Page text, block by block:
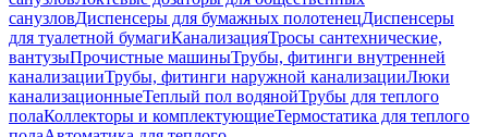
санузловДиспенсеры для бумажных полотенецДиспенсеры
для туалетной бумагиКанализацияТросы сантехнические,
вантузыПрочистные машиныТрубы, фитинги внутренней
канализацииТрубы, фитинги наружной канализацииЛюки
канализационныеТеплый пол водянойТрубы для теплого
полаКоллекторы и комплектующиеТермостатика для теплого